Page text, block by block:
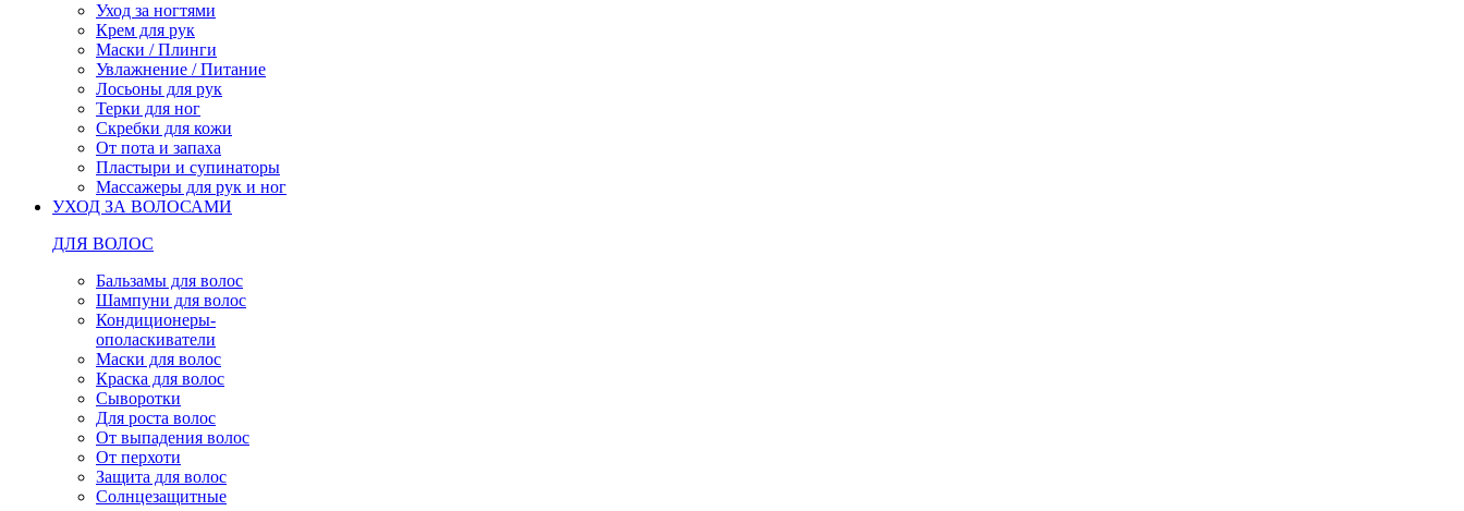
Уход за ногтями
Крем для рук
Маски / Плинги
Увлажнение / Питание
Лосьоны для рук
Терки для ног
Скребки для кожи
От пота и запаха
Пластыри и супинаторы
Массажеры для рук и ног
УХОД ЗА ВОЛОСАМИ
ДЛЯ ВОЛОС
Бальзамы для волос
Шампуни для волос
Кондиционеры-
ополаскиватели
Маски для волос
Краска для волос
Сыворотки
Для роста волос
От выпадения волос
От перхоти
Защита для волос
Солнцезащитные